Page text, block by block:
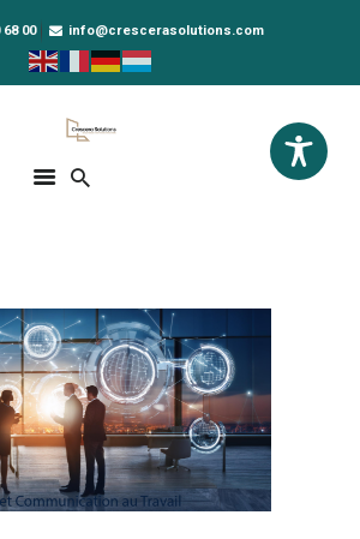
68 00 info@crescerasolutions.com
Solutions
Solutions for your evolution